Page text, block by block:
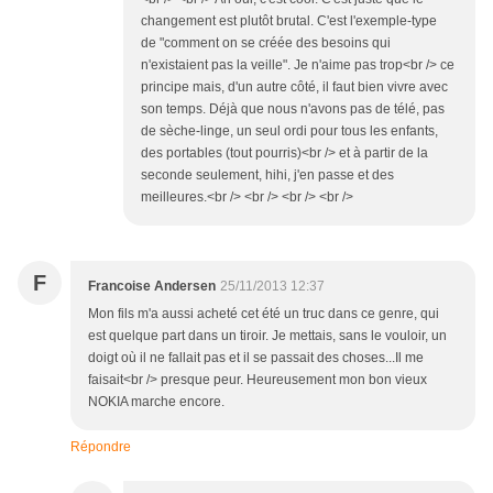
changement est plutôt brutal. C'est l'exemple-type
de "comment on se créée des besoins qui
n'existaient pas la veille". Je n'aime pas trop<br /> ce
principe mais, d'un autre côté, il faut bien vivre avec
son temps. Déjà que nous n'avons pas de télé, pas
de sèche-linge, un seul ordi pour tous les enfants,
des portables (tout pourris)<br /> et à partir de la
seconde seulement, hihi, j'en passe et des
meilleures.<br /> <br /> <br /> <br />
F Francoise Andersen 25/11/2013 12:37
Mon fils m'a aussi acheté cet été un truc dans ce genre, qui
est quelque part dans un tiroir. Je mettais, sans le vouloir, un
doigt où il ne fallait pas et il se passait des choses...Il me
faisait<br /> presque peur. Heureusement mon bon vieux
NOKIA marche encore.
Répondre